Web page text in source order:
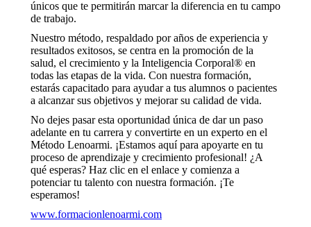
únicos que te permitirán marcar la diferencia en tu campo
de trabajo.
Nuestro método, respaldado por años de experiencia y
resultados exitosos, se centra en la promoción de la
salud, el crecimiento y la Inteligencia Corporal® en
todas las etapas de la vida. Con nuestra formación,
estarás capacitado para ayudar a tus alumnos o pacientes
a alcanzar sus objetivos y mejorar su calidad de vida.
No dejes pasar esta oportunidad única de dar un paso
adelante en tu carrera y convertirte en un experto en el
Método Lenoarmi. ¡Estamos aquí para apoyarte en tu
proceso de aprendizaje y crecimiento profesional! ¿A
qué esperas? Haz clic en el enlace y comienza a
potenciar tu talento con nuestra formación. ¡Te
esperamos!
www.formacionlenoarmi.com